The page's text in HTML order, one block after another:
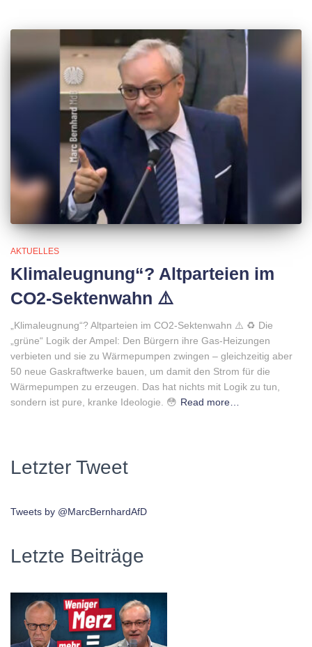
AKTUELLES
Klimaleugnung“? Altparteien im
CO2-Sektenwahn ⚠️
„Klimaleugnung“? Altparteien im CO2-Sektenwahn ⚠️ ♻️ Die
„grüne“ Logik der Ampel: Den Bürgern ihre Gas-Heizungen
verbieten und sie zu Wärmepumpen zwingen – gleichzeitig aber
50 neue Gaskraftwerke bauen, um damit den Strom für die
Wärmepumpen zu erzeugen. Das hat nichts mit Logik zu tun,
sondern ist pure, kranke Ideologie. 😳 Read more…
Letzter Tweet
Tweets by @MarcBernhardAfD
Letzte Beiträge